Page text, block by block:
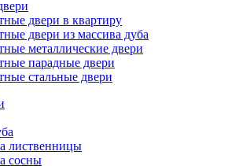
двери в квартиру
двери из массива дуба
металлические двери
парадные двери
стальные двери
лиственницы
сосны